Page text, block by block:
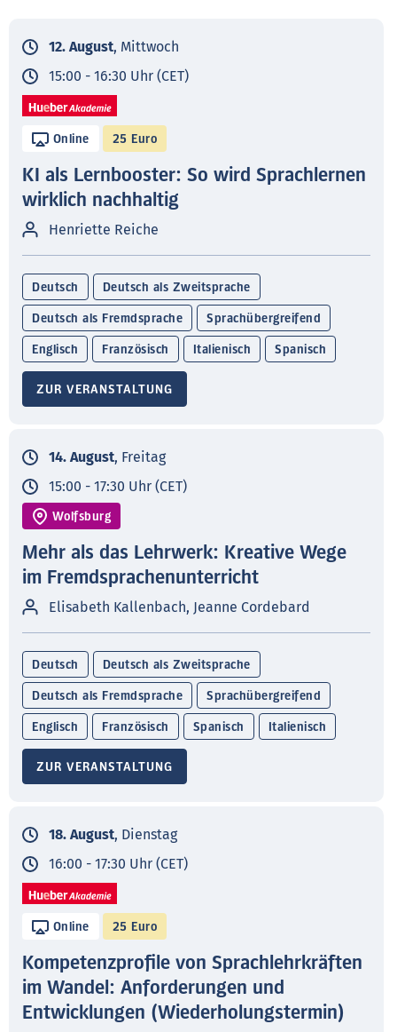
12. August, Mittwoch
15:00 - 16:30 Uhr (CET)
Online 25 Euro
KI als Lernbooster: So wird Sprachlernen
wirklich nachhaltig
Henriette Reiche
Deutsch Deutsch als Zweitsprache
Deutsch als Fremdsprache Sprachübergreifend
Englisch Französisch Italienisch Spanisch
ZUR VERANSTALTUNG
14. August, Freitag
15:00 - 17:30 Uhr (CET)
Wolfsburg
Mehr als das Lehrwerk: Kreative Wege
im Fremdsprachenunterricht
Elisabeth Kallenbach, Jeanne Cordebard
Deutsch Deutsch als Zweitsprache
Deutsch als Fremdsprache Sprachübergreifend
Englisch Französisch Spanisch Italienisch
ZUR VERANSTALTUNG
18. August, Dienstag
16:00 - 17:30 Uhr (CET)
Online 25 Euro
Kompetenzprofile von Sprachlehrkräften
im Wandel: Anforderungen und
Entwicklungen (Wiederholungstermin)